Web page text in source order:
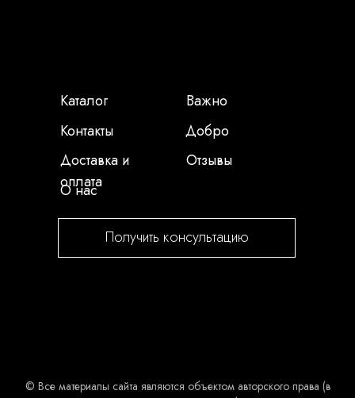
Каталог
Контакты
Доставка и
оплата
О нас
Важно
Добро
Отзывы
Получить консультацию
© Все материалы сайта являются объектом авторского права (в